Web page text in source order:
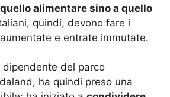
alimentare sino a quello
quindi, devono fare i
e entrate immutate.
dipendente del parco
ha quindi preso una